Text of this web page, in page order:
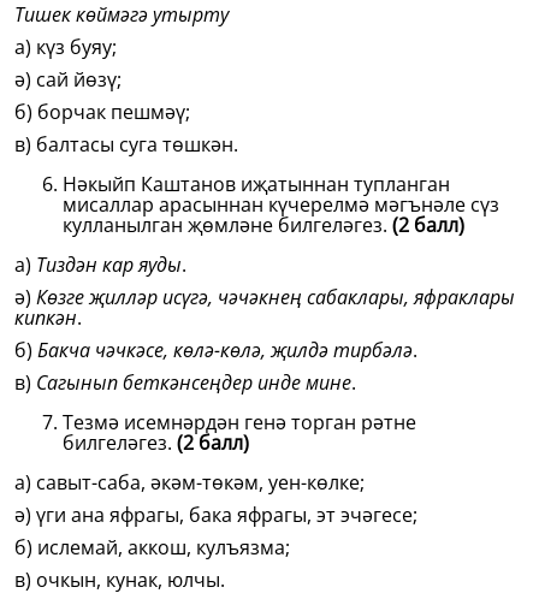
Тишек көймәгә утырту
а) күз буяу;
ә) сай йөзү;
б) борчак пешмәү;
в) балтасы суга төшкән.
Нәкыйп Каштанов иҗатыннан тупланган
мисаллар арасыннан күчерелмә мәгънәле сүз
кулланылган җөмләне билгеләгез. (2 балл)
а) Тиздән кар яуды.
ә) Көзге җилләр исүгә, чәчәкнең сабаклары, яфраклары
кипкән.
б) Бакча чәчкәсе, көлә-көлә, җилдә тирбәлә.
в) Сагынып беткәнсеңдер инде мине.
Тезмә исемнәрдән генә торган рәтне
билгеләгез. (2 балл)
а) савыт-саба, әкәм-төкәм, уен-көлке;
ә) үги ана яфрагы, бака яфрагы, эт эчәгесе;
б) ислемай, аккош, кулъязма;
в) очкын, кунак, юлчы.